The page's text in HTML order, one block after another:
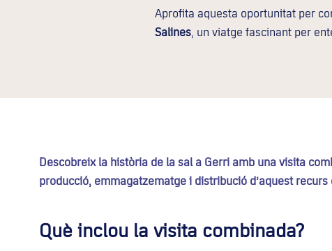
Aprofita aquesta oportunitat per
Salines, un viatge fascinant per
Descobreix la història de la sal a Gerri amb una visita
producció, emmagatzematge i distribució d’aquest recurs
Què inclou la visita combinada?